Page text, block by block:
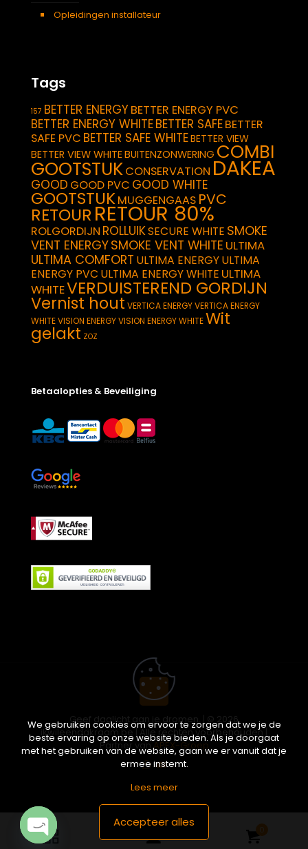
Opleidingen installateur
Tags
157 BETTER ENERGYBETTER ENERGY PVC
BETTER ENERGY WHITEBETTER SAFEBETTER
SAFE PVC BETTER SAFE WHITEBETTER VIEW
BETTER VIEW WHITEBUITENZONWERING COMBI
GOOTSTUKCONSERVATION DAKEA
GOOD GOOD PVC GOOD WHITE
GOOTSTUKMUGGENGAAS PVC
RETOUR RETOUR 80%
ROLGORDIJN ROLLUIKSECURE WHITE SMOKE
VENT ENERGYSMOKE VENT WHITE ULTIMA
ULTIMA COMFORT ULTIMA ENERGYULTIMA
ENERGY PVC ULTIMA ENERGY WHITE ULTIMA
WHITEVERDUISTEREND GORDIJN
Vernist hout VERTICA ENERGYVERTICA ENERGY
WHITEVISION ENERGYVISION ENERGY WHITEWit
gelakt ZOZ
Betaalopties & Beveiliging
Geef daglicht aan je dromen. | © 2026
ikwileendakraam.be | Alle rechten voorbehouden |
Partner vanAPEX-Groep
0
We gebruiken cookies om ervoor te zorgen dat we je de
beste ervaring op onze website bieden. Als je doorgaat
met het gebruiken van de website, gaan we er vanuit dat je
ermee instemt.
Lees meer
Accepteer alles